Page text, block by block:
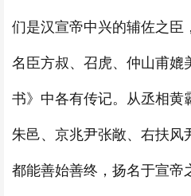
们是汉宣帝中兴的辅佐之臣
名臣方叔、召虎、仲山甫媲
书》中各有传记。从丞相黄
朱邑、京兆尹张敞、右扶风
都能善始善终，扬名于宣帝